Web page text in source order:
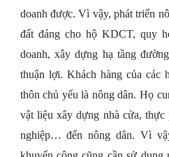
doanh được. Vì vậy, phát triển
đất đáng cho hộ KDCT, quy
doanh, xây dựng hạ tầng
thuận lợi. Khách hàng của
thôn chủ yếu là nông dân. Họ
vật liệu xây dựng nhà cửa,
nghiệp… đến nông dân. Vì